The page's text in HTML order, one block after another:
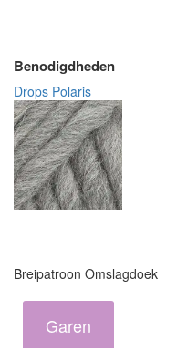
Benodigdheden
Drops Polaris
Breipatroon Omslagdoek
Garen